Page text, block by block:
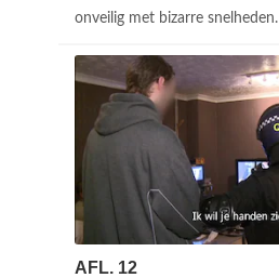
onveilig met bizarre snelheden.
AFL. 12